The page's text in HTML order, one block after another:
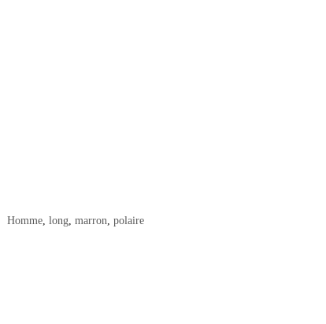
Homme, long, marron polaire